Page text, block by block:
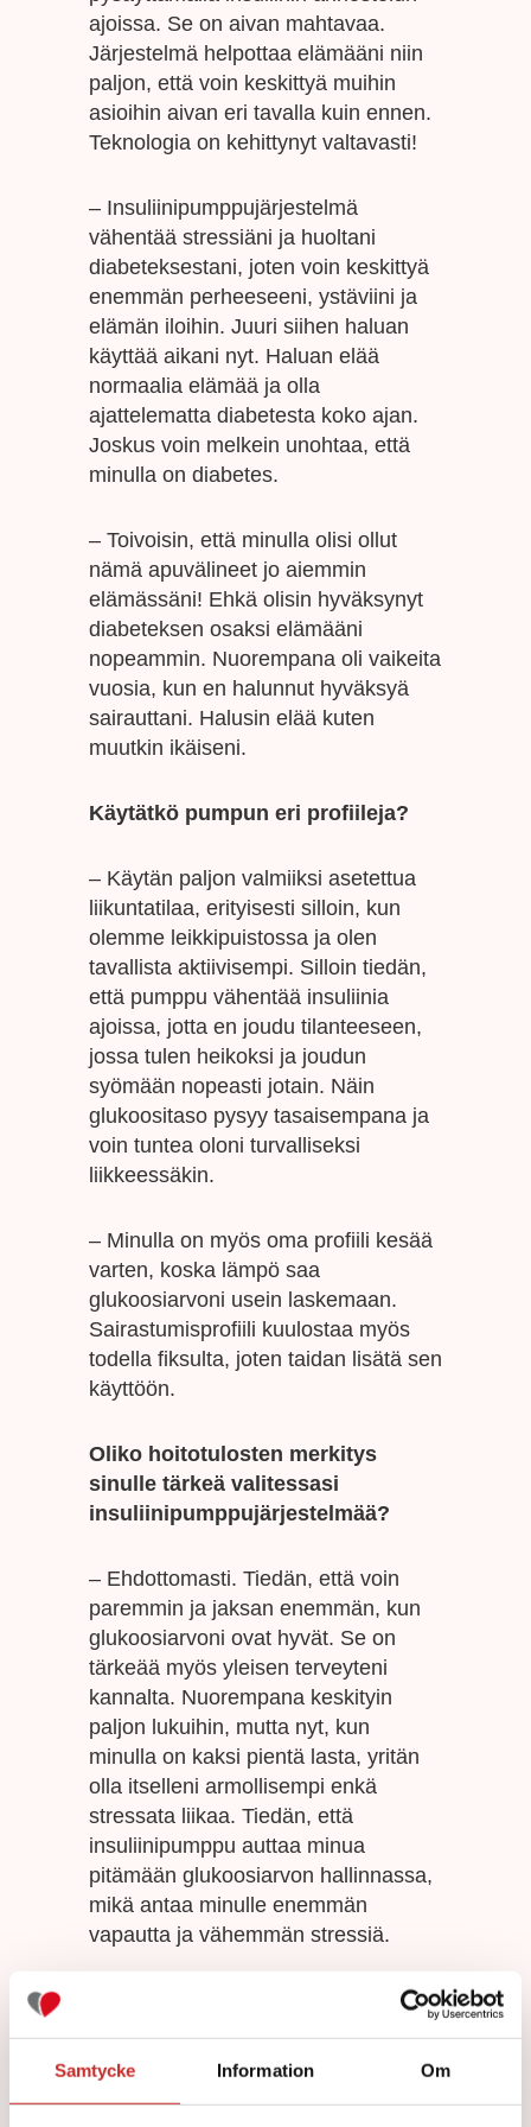
Samtycke Information Om
ajoissa. Se on aivan mahtavaa.
Järjestelmä helpottaa elämääni niin
paljon, että voin keskittyä muihin
asioihin aivan eri tavalla kuin ennen.
Teknologia on kehittynyt valtavasti!
– Insuliinipumppujärjestelmä
vähentää stressiäni ja huoltani
diabeteksestani, joten voin keskittyä
enemmän perheeseeni, ystäviini ja
elämän iloihin. Juuri siihen haluan
käyttää aikani nyt. Haluan elää
normaalia elämää ja olla
ajattelematta diabetesta koko ajan.
Joskus voin melkein unohtaa, että
minulla on diabetes.
– Toivoisin, että minulla olisi ollut
nämä apuvälineet jo aiemmin
elämässäni! Ehkä olisin hyväksynyt
diabeteksen osaksi elämääni
nopeammin. Nuorempana oli vaikeita
vuosia, kun en halunnut hyväksyä
sairauttani. Halusin elää kuten
muutkin ikäiseni.
Käytätkö pumpun eri profiileja?
– Käytän paljon valmiiksi asetettua
liikuntatilaa, erityisesti silloin, kun
olemme leikkipuistossa ja olen
tavallista aktiivisempi. Silloin tiedän,
että pumppu vähentää insuliinia
ajoissa, jotta en joudu tilanteeseen,
jossa tulen heikoksi ja joudun
syömään nopeasti jotain. Näin
glukoositaso pysyy tasaisempana ja
voin tuntea oloni turvalliseksi
liikkeessäkin.
– Minulla on myös oma profiili kesää
varten, koska lämpö saa
glukoosiarvoni usein laskemaan.
Sairastumisprofiili kuulostaa myös
todella fiksulta, joten taidan lisätä sen
käyttöön.
Oliko hoitotulosten merkitys
sinulle tärkeä valitessasi
insuliinipumppujärjestelmää?
– Ehdottomasti. Tiedän, että voin
paremmin ja jaksan enemmän, kun
glukoosiarvoni ovat hyvät. Se on
tärkeää myös yleisen terveyteni
kannalta. Nuorempana keskityin
paljon lukuihin, mutta nyt, kun
minulla on kaksi pientä lasta, yritän
olla itselleni armollisempi enkä
stressata liikaa. Tiedän, että
insuliinipumppu auttaa minua
pitämään glukoosiarvon hallinnassa,
mikä antaa minulle enemmän
vapautta ja vähemmän stressiä.
En muista elämää ilman diabetesta
Martina sai tyypin 1 diabeteksen